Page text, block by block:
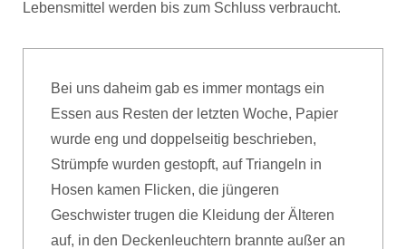
Lebensmittel werden bis zum Schluss verbraucht.
Bei uns daheim gab es immer montags ein
Essen aus Resten der letzten Woche, Papier
wurde eng und doppelseitig beschrieben,
Strümpfe wurden gestopft, auf Triangeln in
Hosen kamen Flicken, die jüngeren
Geschwister trugen die Kleidung der Älteren
auf, in den Deckenleuchtern brannte außer an